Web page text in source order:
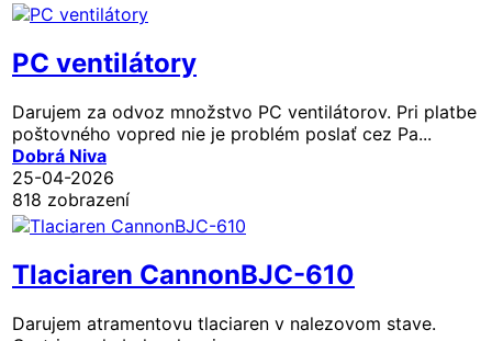
PC ventilátory
Darujem za odvoz množstvo PC ventilátorov. Pri platbe
poštovného vopred nie je problém poslať cez Pa...
Dobrá Niva
25-04-2026
818 zobrazení
Tlaciaren CannonBJC-610
Darujem atramentovu tlaciaren v nalezovom stave.